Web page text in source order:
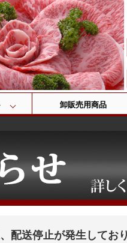
卸販売用商品
配送停止が発生しており